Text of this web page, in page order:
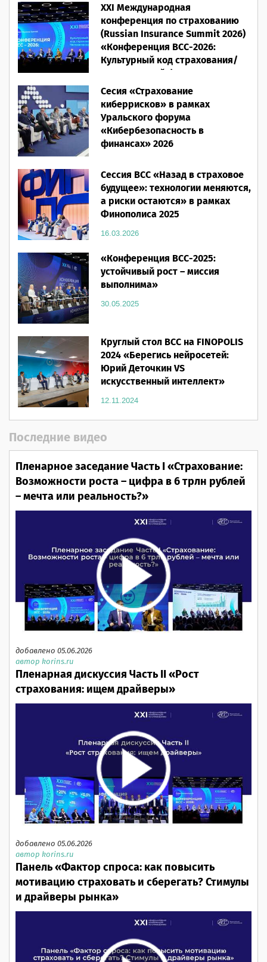
XXI Международная
конференция по страхованию
(Russian Insurance Summit 2026)
«Конференция ВСС-2026:
Культурный код страхования/
Человеческий фактор»
28.05.2026
Сесия «Страхование
киберрисков» в рамках
Уральского форума
«Кибербезопасность в
финансах» 2026
Сессия ВСС «Назад в страховое
будущее»: технологии меняются,
а риски остаются» в рамках
Финополиса 2025
16.03.2026
«Конференция ВСС-2025:
устойчивый рост – миссия
выполнима»
30.05.2025
Круглый стол ВСС на FINOPOLIS
2024 «Берегись нейросетей:
Юрий Деточкин VS
искусственный интеллект»
12.11.2024
Последние видео
Пленарное заседание Часть I «Страхование:
Возможности роста – цифра в 6 трлн рублей
– мечта или реальность?»
добавлено 05.06.2026
автор korins.ru
Пленарная дискуссия Часть II «Рост
страхования: ищем драйверы»
добавлено 05.06.2026
автор korins.ru
Панель «Фактор спроса: как повысить
мотивацию страховать и сберегать? Стимулы
и драйверы рынка»